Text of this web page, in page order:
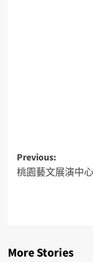
Previous:
桃園藝文展演中
More Stories